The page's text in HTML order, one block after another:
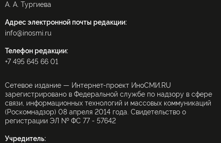
А. А. Тургиева
Адрес электронной почты редакции:
info@inosmi.ru
Телефон редакции:
+7 495 645 66 01
Сетевое издание — Интернет-проект ИноСМИ.RU
зарегистрировано в Федеральной службе по надзору в сфере
связи, информационных технологий и массовых коммуникаций
(Роскомнадзор) 08 апреля 2014 года. Свидетельство о
регистрации ЭЛ № ФС 77 - 57642
Учредитель: